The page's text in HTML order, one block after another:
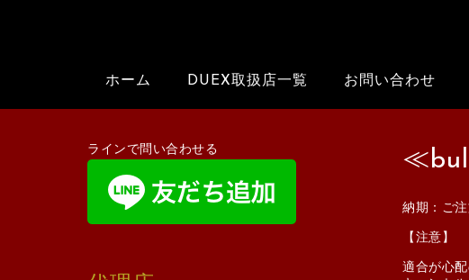
ホーム DUEX取扱店一覧 お問い合わせ
納期：ご注
【注意】
適合が心配
ラインで問い合わせる